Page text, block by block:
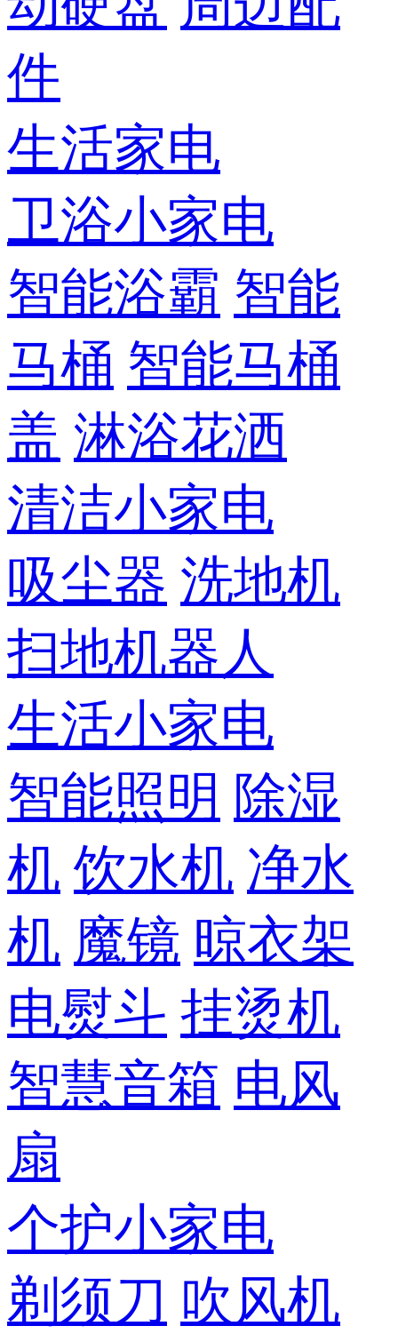
件
生活家电
卫浴小家电
智能浴霸 智能
马桶 智能马桶
盖 淋浴花洒
清洁小家电
吸尘器 洗地机
扫地机器人
生活小家电
智能照明 除湿
机 饮水机 净水
机 魔镜 晾衣架
电熨斗 挂烫机
智慧音箱 电风
扇
个护小家电
剃须刀 吹风机